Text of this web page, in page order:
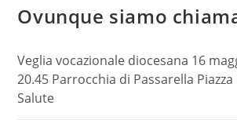
Ovunque siamo
Veglia vocazionale diocesana 16
20.45 Parrocchia di Passarella
Salute